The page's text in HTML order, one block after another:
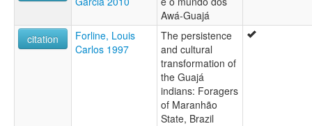
Awá-Guajá
citation
Forline, Louis
Carlos 1997
The persistence
and cultural
transformation of
the Guajá
indians: Foragers
of Maranhão
State, Brazil